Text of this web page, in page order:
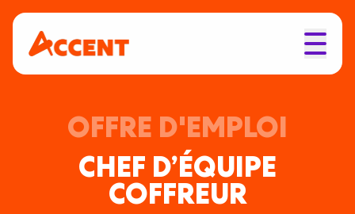
OFFRE D'EMPLOI
CHEF D’ÉQUIPE
COFFREUR